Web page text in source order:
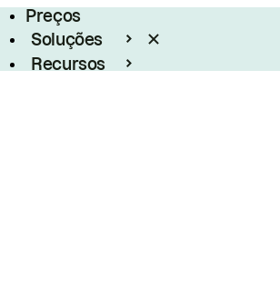
Preços
Soluções
Recursos